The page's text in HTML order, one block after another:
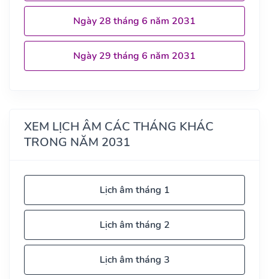
Ngày 28 tháng 6 năm 2031
Ngày 29 tháng 6 năm 2031
XEM LỊCH ÂM CÁC THÁNG KHÁC
TRONG NĂM 2031
Lịch âm tháng 1
Lịch âm tháng 2
Lịch âm tháng 3